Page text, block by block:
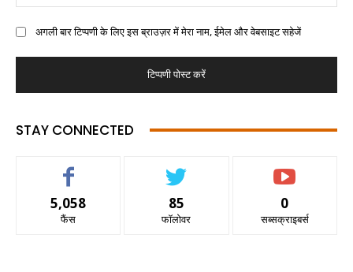
अगली बार टिप्पणी के लिए इस ब्राउज़र में मेरा नाम, ईमेल और वेबसाइट सहेजें
STAY CONNECTED
5,058
फैंस
85
फॉलोवर
0
सब्सक्राइबर्स